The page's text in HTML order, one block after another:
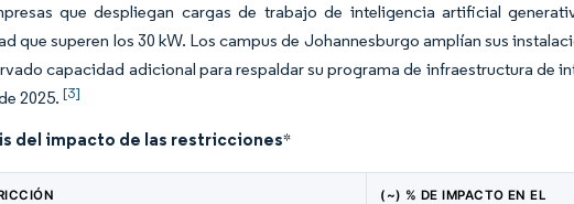
que despliegan cargas de trabajo de inteligencia artificial
que superen los 30 kW. Los campus de Johannesburgo amplían sus
capacidad adicional para respaldar su programa de infraestructura de
2025.[3]
del impacto de las restricciones*
(~) % DE IMPACTO EN EL